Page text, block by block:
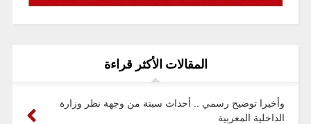
المقالات الأكثر قراءة
وأخيرا توضيح رسمي .. أحداث سبتة من وجهة نظر وزارة
الداخلية المغربية